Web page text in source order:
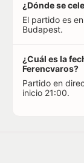
¿Dónde se
El partido es
Budapest.
¿Cuál es la
Ferencvaros?
Partido en
inicio 21:00.